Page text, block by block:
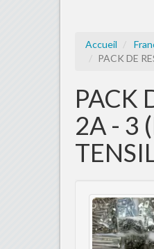
Accueil
PACK DE
PACK
2A - 3